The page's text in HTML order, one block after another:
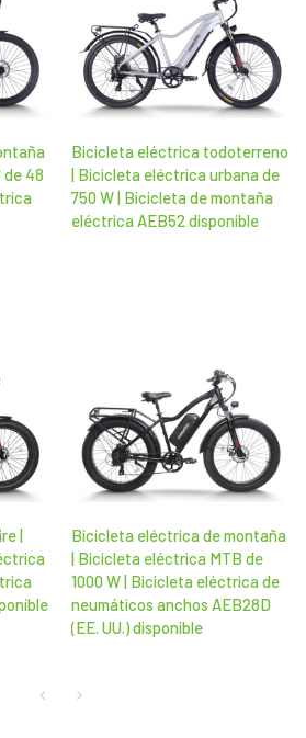
48
Bicicleta eléctrica todoterreno
| Bicicleta eléctrica urbana de
750 W | Bicicleta de montaña
eléctrica AEB52 disponible
|
Bicicleta eléctrica de montaña
| Bicicleta eléctrica MTB de
1000 W | Bicicleta eléctrica de
neumáticos anchos AEB28D
(EE. UU.) disponible